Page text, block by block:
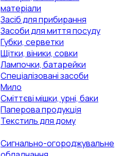
матеріали
Засіб для прибирання
Засоби для миття посуду
Губки, серветки
Щітки, віники, совки
Лампочки, батарейки
Спеціалізовані засоби
Мило
Сміттєві мішки, урні, баки
Паперова продукція
Текстиль для дому
Сигнально-огороджувальне